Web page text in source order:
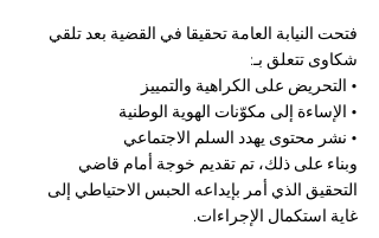
فتحت النيابة العامة تحقيقا في القضية بعد تلقي
شكاوى تتعلق بـ:
• التحريض على الكراهية والتمييز
• الإساءة إلى مكوّنات الهوية الوطنية
• نشر محتوى يهدد السلم الاجتماعي
وبناء على ذلك، تم تقديم خوجة أمام قاضي
التحقيق الذي أمر بإيداعه الحبس الاحتياطي إلى
غاية استكمال الإجراءات.